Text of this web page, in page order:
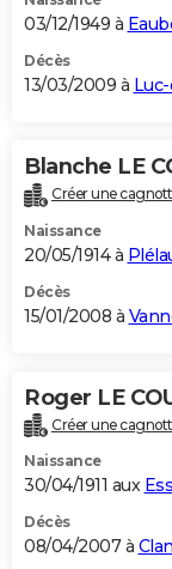
03/12/1949 à
Décès
13/03/2009 à
Blanche LE
Créer une
Naissance
20/05/1914 à
Décès
15/01/2008 à
Roger LE
Créer une
Naissance
30/04/1911 aux
Décès
08/04/2007 à